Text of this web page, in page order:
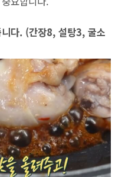
다. (간장8, 설탕3, 굴소